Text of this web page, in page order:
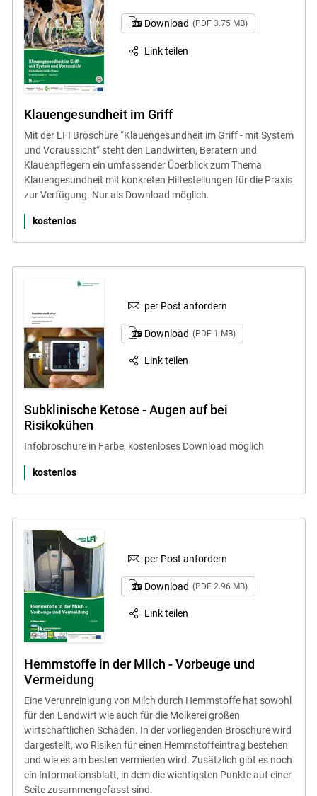
Download (PDF 3.75 MB)
Link teilen
Klauengesundheit im Griff
Mit der LFI Broschüre “Klauengesundheit im Griff - mit System
und Voraussicht“ steht den Landwirten, Beratern und
Klauenpflegern ein umfassender Überblick zum Thema
Klauengesundheit mit konkreten Hilfestellungen für die Praxis
zur Verfügung. Nur als Download möglich.
kostenlos
per Post anfordern
Download (PDF 1 MB)
Link teilen
Subklinische Ketose - Augen auf bei
Risikokühen
Infobroschüre in Farbe, kostenloses Download möglich
kostenlos
per Post anfordern
Download (PDF 2.96 MB)
Link teilen
Hemmstoffe in der Milch - Vorbeuge und
Vermeidung
Eine Verunreinigung von Milch durch Hemmstoffe hat sowohl
für den Landwirt wie auch für die Molkerei großen
wirtschaftlichen Schaden. In der vorliegenden Broschüre wird
dargestellt, wo Risiken für einen Hemmstoffeintrag bestehen
und wie es am besten vermieden wird. Zusätzlich gibt es noch
ein Informationsblatt, in dem die wichtigsten Punkte auf einer
Seite zusammengefasst sind.